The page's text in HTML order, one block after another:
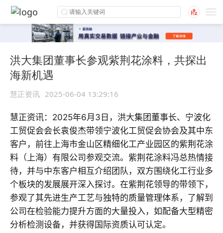
洪大集团董事长参观紫荆花涂料，共探出
海新机遇
慧正资讯 2025-06-04 13:29:16
慧正资讯：2025年6月3日，洪大集团董事长、宁波化
工贸促会会长袁俊杰带领宁波化工贸促会协会及其中东
客户，前往上海市金山区精细化工产业园区的紫荆花涂
料（上海）有限公司参观交流。 紫荆花涂料冯总热情接
待，并与中东客户相互介绍团队，双方围绕化工行业多
个板块的发展展开深入探讨。在紫荆花领导的带领下，
参观了其先进生产工艺与独特的质量管理体系，了解到
公司在检验能力提升方面的大量投入，如配备大型精密
分析检测设备，并获得国际资质认可认定。